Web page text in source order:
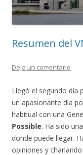
Resumen del
Deja un comentario
Llegó el segundo día
un apasionante día
habitual con una
Possible. Ha sido
donde puede llegar.
opiniones y